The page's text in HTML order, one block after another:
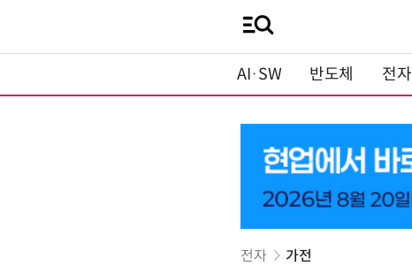
AI·SW 반도체 전자
전자 가전